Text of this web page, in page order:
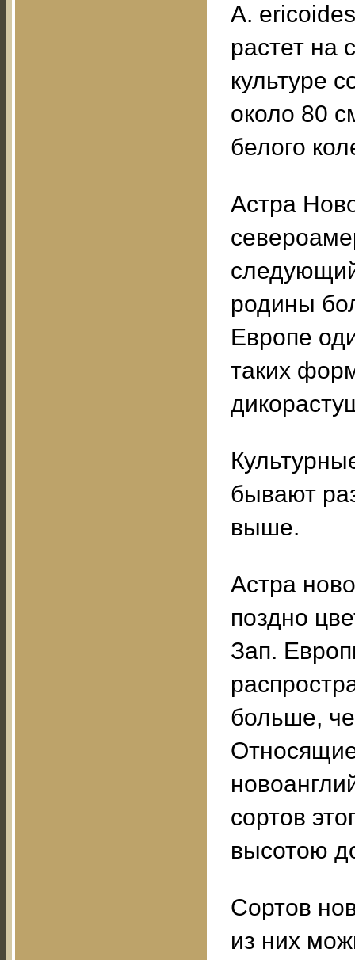
A.
растет на
культуре
около 80
белого
Астра
родины
Европе
таких
бывают
выше.
Астра
поздно
Зап.
больше,
сортов
высотою
Сортов
из них